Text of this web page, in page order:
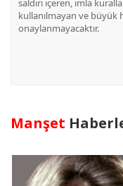
saldırı içeren, imla
kullanılmayan ve büyük
onaylanmayacaktır.
Manşet